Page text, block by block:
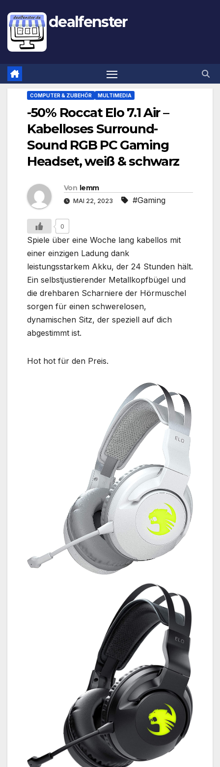
dealfenster
COMPUTER & ZUBEHÖR MULTIMEDIA
-50% Roccat Elo 7.1 Air –
Kabelloses Surround-
Sound RGB PC Gaming
Headset, weiß & schwarz
Von lemm
MAI 22, 2023 #Gaming
0
Spiele über eine Woche lang kabellos mit
einer einzigen Ladung dank
leistungsstarkem Akku, der 24 Stunden hält.
Ein selbstjustierender Metallkopfbügel und
die drehbaren Scharniere der Hörmuschel
sorgen für einen schwerelosen,
dynamischen Sitz, der speziell auf dich
abgestimmt ist.
Hot hot für den Preis.